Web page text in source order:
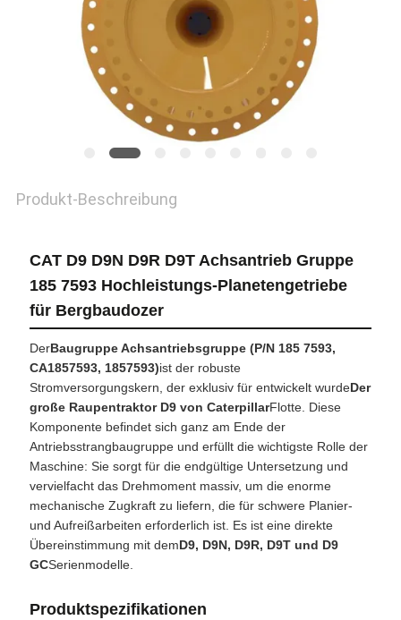
Produkt-Beschreibung
CAT D9 D9N D9R D9T Achsantrieb Gruppe
185 7593 Hochleistungs-Planetengetriebe
für Bergbaudozer
DerBaugruppe Achsantriebsgruppe (P/N 185 7593,
CA1857593, 1857593)ist der robuste
Stromversorgungskern, der exklusiv für entwickelt wurdeDer
große Raupentraktor D9 von CaterpillarFlotte. Diese
Komponente befindet sich ganz am Ende der
Antriebsstrangbaugruppe und erfüllt die wichtigste Rolle der
Maschine: Sie sorgt für die endgültige Untersetzung und
vervielfacht das Drehmoment massiv, um die enorme
mechanische Zugkraft zu liefern, die für schwere Planier-
und Aufreißarbeiten erforderlich ist. Es ist eine direkte
Übereinstimmung mit demD9, D9N, D9R, D9T und D9
GCSerienmodelle.
Produktspezifikationen